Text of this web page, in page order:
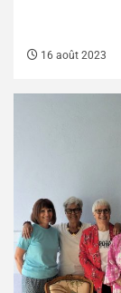
16 août 2023